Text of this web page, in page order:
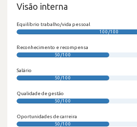
Visão interna
Equilíbrio trabalho/vida pessoal
100/100
Reconhecimento e recompensa
50/100
Salário
50/100
Qualidade de gestão
50/100
Oportunidades de carreira
50/100